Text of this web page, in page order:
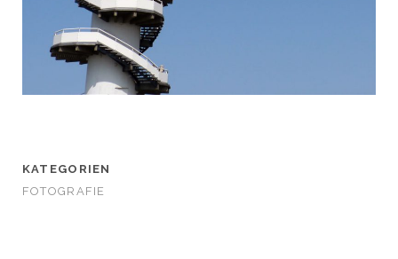
KATEGORIEN
FOTOGRAFIE